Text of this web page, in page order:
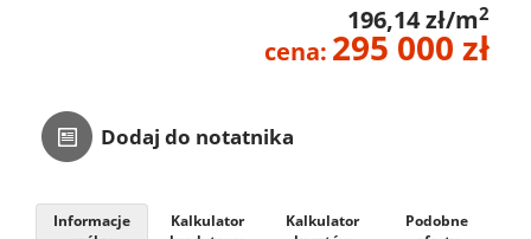
Kontakt
196,14 zł/m2
cena: 295 000 zł
Dodaj do notatnika
Informacje
Kalkulator
Kalkulator
Podobne